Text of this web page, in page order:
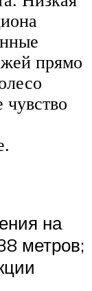
прямо
чувство
на
метров;